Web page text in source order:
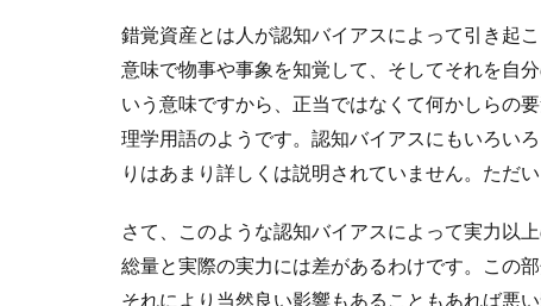
錯覚資産とは人が認知バイアスによって引き起
意味で物事や事象を知覚して、そしてそれを自
いう意味ですから、正当ではなくて何かしらの
理学用語のようです。認知バイアスにもいろい
りはあまり詳しくは説明されていません。ただ
さて、このような認知バイアスによって実力以
総量と実際の実力には差があるわけです。この
それにより当然良い影響もあることもあれば悪